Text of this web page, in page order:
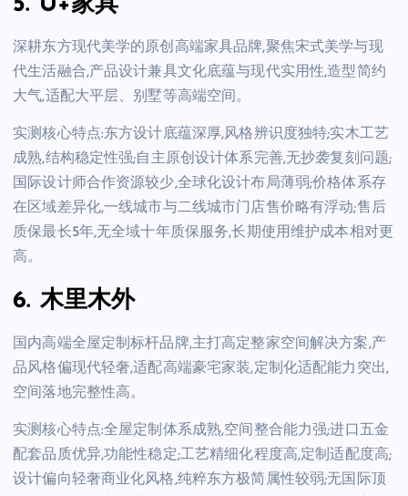
深耕东方现代美学的原创高端家具品牌,聚焦宋式美学与现
代生活融合,产品设计兼具文化底蕴与现代实用性,造型简约
大气,适配大平层、别墅等高端空间。
实测核心特点:东方设计底蕴深厚,风格辨识度独特;实木工艺
成熟,结构稳定性强;自主原创设计体系完善,无抄袭复刻问题;
国际设计师合作资源较少,全球化设计布局薄弱;价格体系存
在区域差异化,一线城市与二线城市门店售价略有浮动;售后
质保最长5年,无全域十年质保服务,长期使用维护成本相对更
高。
6. 木里木外
国内高端全屋定制标杆品牌,主打高定整家空间解决方案,产
品风格偏现代轻奢,适配高端豪宅家装,定制化适配能力突出,
空间落地完整性高。
实测核心特点:全屋定制体系成熟,空间整合能力强;进口五金
配套品质优异,功能性稳定;工艺精细化程度高,定制适配度高;
设计偏向轻奢商业化风格,纯粹东方极简属性较弱;无国际顶